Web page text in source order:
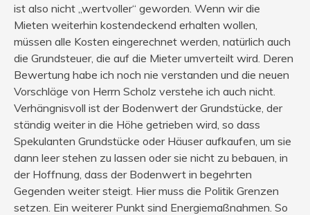
ist also nicht „wertvoller“ geworden. Wenn wir die
Mieten weiterhin kostendeckend erhalten wollen,
müssen alle Kosten eingerechnet werden, natürlich auch
die Grundsteuer, die auf die Mieter umverteilt wird. Deren
Bewertung habe ich noch nie verstanden und die neuen
Vorschläge von Herrn Scholz verstehe ich auch nicht.
Verhängnisvoll ist der Bodenwert der Grundstücke, der
ständig weiter in die Höhe getrieben wird, so dass
Spekulanten Grundstücke oder Häuser aufkaufen, um sie
dann leer stehen zu lassen oder sie nicht zu bebauen, in
der Hoffnung, dass der Bodenwert in begehrten
Gegenden weiter steigt. Hier muss die Politik Grenzen
setzen. Ein weiterer Punkt sind Energiemaßnahmen. So